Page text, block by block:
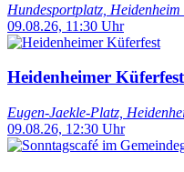
Hundesportplatz, Heidenheim
09.08.26, 11:30 Uhr
Heidenheimer Küferfest
Eugen-Jaekle-Platz,
09.08.26, 12:30 Uhr